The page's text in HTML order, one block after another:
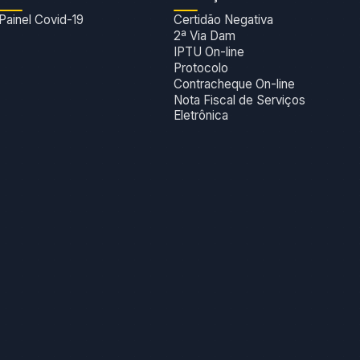
Painel Covid-19
Certidão Negativa
2ª Via Dam
IPTU On-line
Protocolo
Contracheque On-line
Nota Fiscal de Serviços
Eletrônica